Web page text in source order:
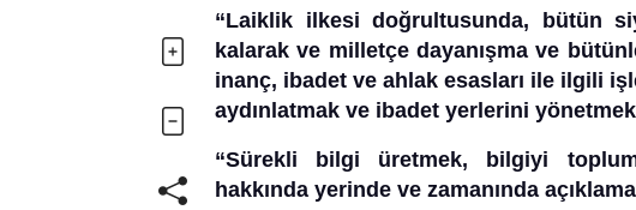
“Laiklik ilkesi doğrultusunda, bütün
kalarak ve milletçe dayanışma ve
inanç, ibadet ve ahlak esasları ile ilgili
aydınlatmak ve ibadet yerlerini
“Sürekli bilgi üretmek, bilgiyi
hakkında yerinde ve zamanında